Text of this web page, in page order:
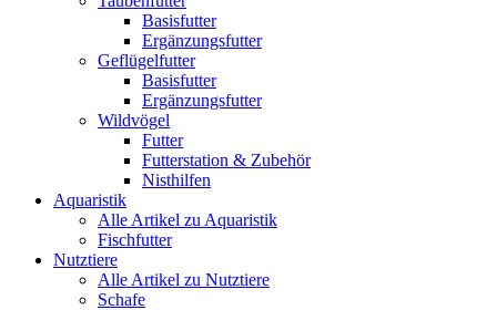
Basisfutter
Ergänzungsfutter
Geflügelfutter
Basisfutter
Ergänzungsfutter
Wildvögel
Futter
Futterstation & Zubehör
Nisthilfen
Aquaristik
Alle Artikel zu Aquaristik
Fischfutter
Nutztiere
Alle Artikel zu Nutztiere
Schafe